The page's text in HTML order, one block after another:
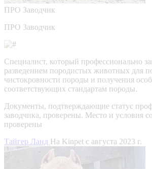
ПРО Заводчик
ПРО Заводчик
Специалист, который профессионально
разведением породистых животных для
чистокровности породы и получения
соответствующих стандартам породы.
Документы, подтверждающие статус
заводчика, проверены. Место и условия
проверены
Тайгер Ланд На Kinpet c августа 2023 г.